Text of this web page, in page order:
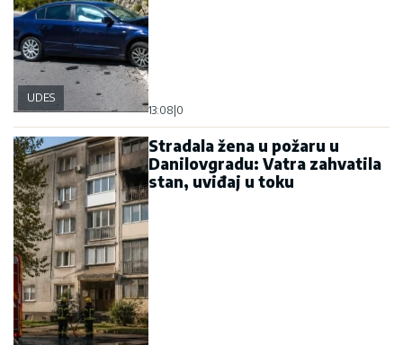
UDES
13:08|0
Stradala žena u požaru u
Danilovgradu: Vatra zahvatila
stan, uviđaj u toku